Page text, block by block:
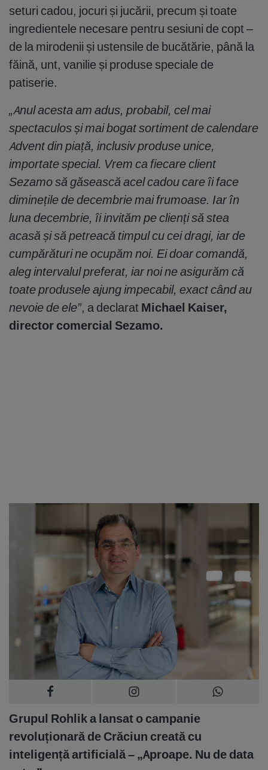
seturi cadou, jocuri și jucării, precum și toate
ingredientele necesare pentru sesiuni de copt –
de la mirodenii și ustensile de bucătărie, până la
făină, unt, vanilie și produse speciale de
patiserie.
„Anul acesta am adus, probabil, cel mai
spectaculos și mai bogat sortiment de calendare
Advent din piață, inclusiv produse unice,
importate special. Vrem ca fiecare client
Sezamo să găsească acel cadou care îi face
diminețile de decembrie mai frumoase. Iar în
luna decembrie, îi invităm pe clienți să stea
acasă și să petreacă timpul cu cei dragi, iar de
cumpărături ne ocupăm noi. Ei doar comandă,
aleg intervalul preferat, iar noi ne asigurăm că
toate produsele ajung impecabil, exact când au
nevoie de ele”, a declarat Michael Kaiser,
director comercial Sezamo.
Grupul Rohlik a lansat o campanie
revoluționară de Crăciun creată cu
inteligență artificială – „Aproape. Nu de data